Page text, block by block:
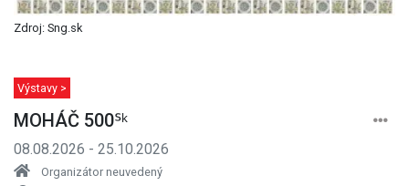
Zdroj: Sng.sk
Výstavy >
MOHÁČ 500ᔆᵏ
08.08.2026 - 25.10.2026
Organizátor neuvedený